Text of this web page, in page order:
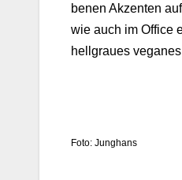
be­nen Akzen­ten
wie auch im Office
hell­graues
Foto: Jung­hans